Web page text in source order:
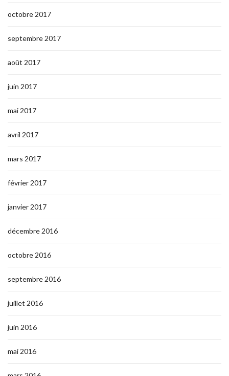
octobre 2017
septembre 2017
août 2017
juin 2017
mai 2017
avril 2017
mars 2017
février 2017
janvier 2017
décembre 2016
octobre 2016
septembre 2016
juillet 2016
juin 2016
mai 2016